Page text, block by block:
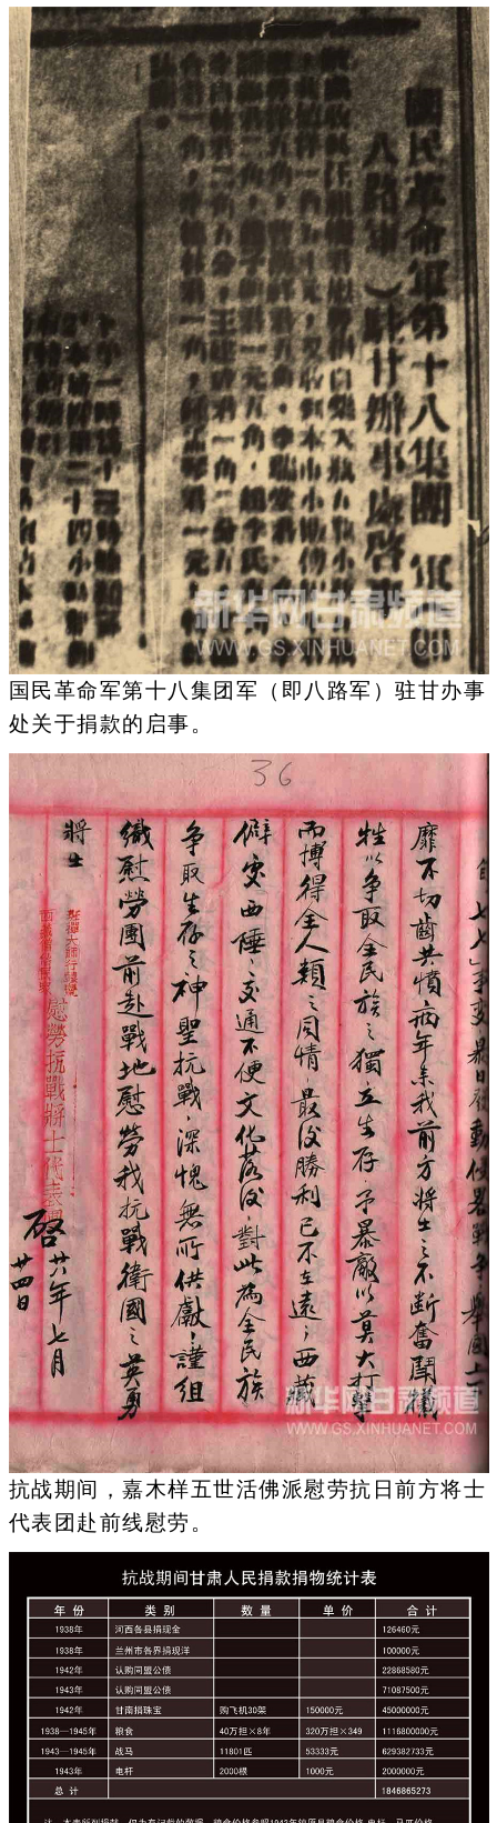
国民革命军第十八集团军（即八路军）驻甘办事
处关于捐款的启事。
抗战期间，嘉木样五世活佛派慰劳抗日前方将士
代表团赴前线慰劳。